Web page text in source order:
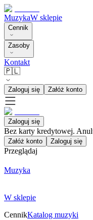
MuzykaW sklepie
Cennik
Zasoby
Kontakt
🇵🇱
Zaloguj się Załóż konto
Zaloguj się
Bez karty kredytowej.
Załóż konto Zaloguj się
Przeglądaj
Muzyka
W sklepie
CennikKatalog muzyki